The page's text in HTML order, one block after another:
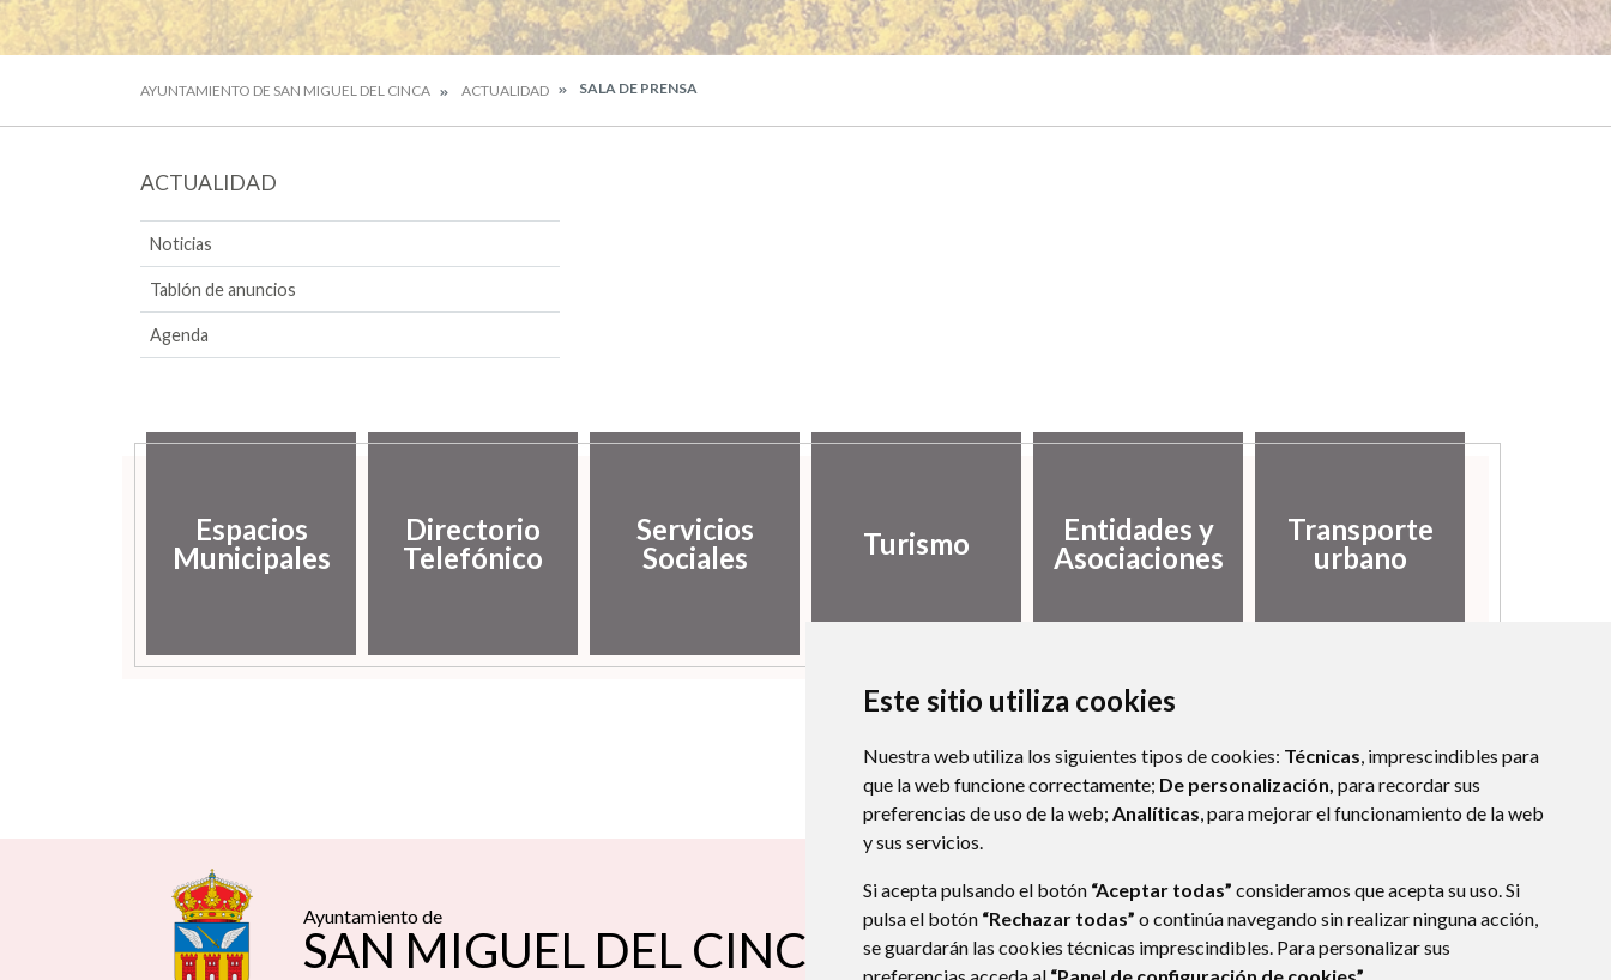
Este sitio utiliza cookies
Nuestra web utiliza los siguientes tipos de cookies: Técnicas, imprescindibles para
que la web funcione correctamente; De personalización, para recordar sus
preferencias de uso de la web; Analíticas, para mejorar el funcionamiento de la web
y sus servicios.
Si acepta pulsando el botón “Aceptar todas” consideramos que acepta su uso. Si
pulsa el botón “Rechazar todas” o continúa navegando sin realizar ninguna acción,
se guardarán las cookies técnicas imprescindibles. Para personalizar sus
AYUNTAMIENTO DE SAN MIGUEL DEL CINCA ACTUALIDAD SALA DE PRENSA
ACTUALIDAD
Noticias
Tablón de anuncios
Agenda
Espacios
Municipales
Directorio
Telefónico
Servicios
Sociales
Turismo
Entidades y
Asociaciones
Transporte
urbano
Ayuntamiento de
SAN MIGUEL DEL CINCA